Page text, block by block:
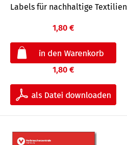
Labels für nachhaltige Textilien
1,80 €
1,80 €